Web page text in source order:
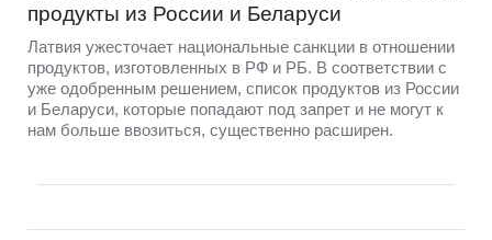
продукты из России и Беларуси
Латвия ужесточает национальные санкции в отношении
продуктов, изготовленных в РФ и РБ. В соответствии с
уже одобренным решением, список продуктов из России
и Беларуси, которые попадают под запрет и не могут к
нам больше ввозиться, существенно расширен.